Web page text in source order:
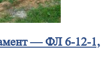
— ФЛ 6-12-1,